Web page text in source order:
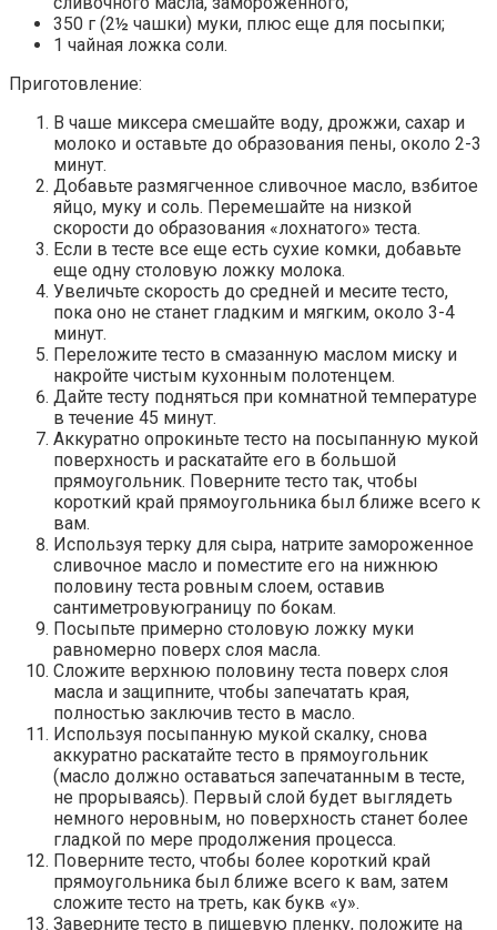
350 г (2½ чашки) муки, плюс еще для посыпки;
1 чайная ложка соли.
Приготовление:
В чаше миксера смешайте воду, дрожжи, сахар и
молоко и оставьте до образования пены, около 2-3
минут.
Добавьте размягченное сливочное масло, взбитое
яйцо, муку и соль. Перемешайте на низкой
скорости до образования «лохнатого» теста.
Если в тесте все еще есть сухие комки, добавьте
еще одну столовую ложку молока.
Увеличьте скорость до средней и месите тесто,
пока оно не станет гладким и мягким, около 3-4
минут.
Переложите тесто в смазанную маслом миску и
накройте чистым кухонным полотенцем.
Дайте тесту подняться при комнатной температуре
в течение 45 минут.
Аккуратно опрокиньте тесто на посыпанную мукой
поверхность и раскатайте его в большой
прямоугольник. Поверните тесто так, чтобы
короткий край прямоугольника был ближе всего к
вам.
Используя терку для сыра, натрите замороженное
сливочное масло и поместите его на нижнюю
половину теста ровным слоем, оставив
сантиметровуюграницу по бокам.
Посыпьте примерно столовую ложку муки
равномерно поверх слоя масла.
Сложите верхнюю половину теста поверх слоя
масла и защипните, чтобы запечатать края,
полностью заключив тесто в масло.
Используя посыпанную мукой скалку, снова
аккуратно раскатайте тесто в прямоугольник
(масло должно оставаться запечатанным в тесте,
не прорываясь). Первый слой будет выглядеть
немного неровным, но поверхность станет более
гладкой по мере продолжения процесса.
Поверните тесто, чтобы более короткий край
прямоугольника был ближе всего к вам, затем
сложите тесто на треть, как букв «у».
Заверните тесто в пищевую пленку, положите на